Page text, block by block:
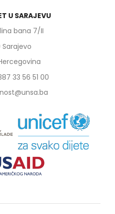
U SARAJEVU
bana 7/II
Sarajevo
33 56 51 00